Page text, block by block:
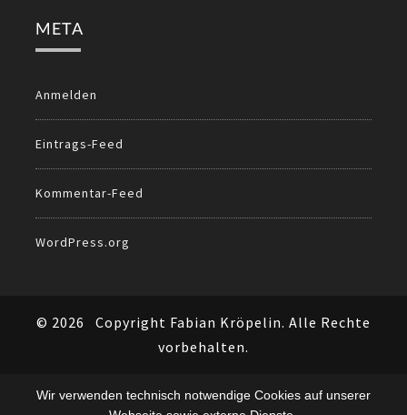
META
Anmelden
Eintrags-Feed
Kommentar-Feed
WordPress.org
© 2026
Copyright Fabian Kröpelin. Alle Rechte
vorbehalten.
Wir verwenden technisch notwendige Cookies auf unserer